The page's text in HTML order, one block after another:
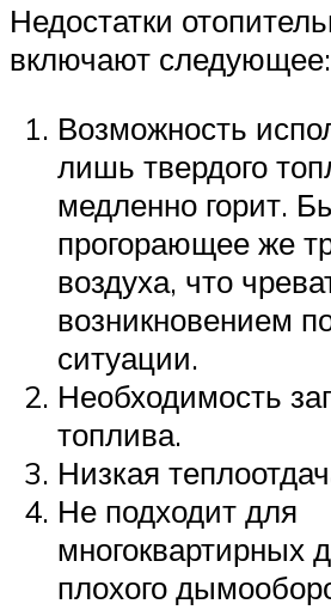
Недостатки
включают следующее:
Возможность
лишь твердого
медленно горит.
прогорающее же
воздуха, что
возникновением
ситуации.
Необходимость
топлива.
Низкая
Не подходит для
многоквартирных
плохого